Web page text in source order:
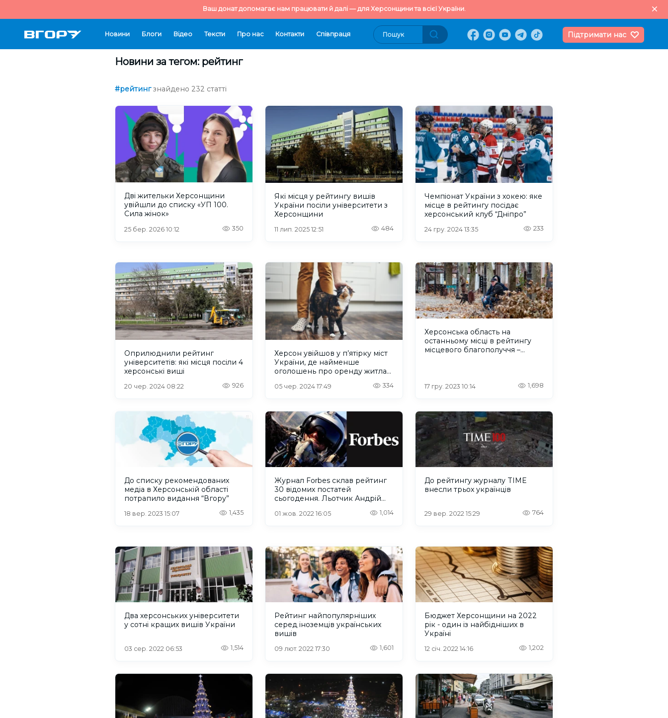
Ваш донат допомагає нам працювати й далі — для Херсонщини та всієї України.
Новини Блоги Відео Тексти Про нас Контакти Cпівпраця Підтримати нас
Новини за тегом: рейтинг
#рейтинг знайдено 232 статті
Дві жительки Херсонщини
увійшли до списку «УП 100.
Сила жінок»
25 бер. 2026 10:12 350
Які місця у рейтингу вишів
України посіли університети з
Херсонщини
11 лип. 2025 12:51 484
Чемпіонат України з хокею: яке
місце в рейтингу посідає
херсонський клуб “Дніпро”
24 гру. 2024 13:35 233
Оприлюднили рейтинг
університетів: які місця посіли 4
херсонські виші
20 чер. 2024 08:22 926
Херсон увійшов у п’ятірку міст
України, де найменше
оголошень про оренду житла
05 чер. 2024 17:49 334
Херсонська область на
останньому місці в рейтингу
місцевого благополуччя –
17 гру. 2023 10:14 1,698
До списку рекомендованих
медіа в Херсонській області
потрапило видання “Вгору”
18 вер. 2023 15:07 1,435
Журнал Forbes склав рейтинг
30 відомих постатей
сьогодення. Льотчик Андрій
01 жов. 2022 16:05 1,014
До рейтингу журналу TIME
внесли трьох українців
29 вер. 2022 15:29 764
Два херсонських університети
у сотні кращих вишів України
03 сер. 2022 06:53 1,514
Рейтинг найпопулярніших
серед іноземців українських
вишів
09 лют. 2022 17:30 1,601
Бюджет Херсонщини на 2022
рік - один із найбідніших в
Україні
12 січ. 2022 14:16 1,202